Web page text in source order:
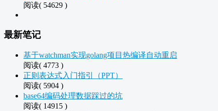
阅读( 54629 )
最新笔记
基于watchman实现golang项目热编译自动重启
阅读( 4773 )
正则表达式入门指引（PPT）
阅读( 5904 )
base64编码处理数据踩过的坑
阅读( 14915 )